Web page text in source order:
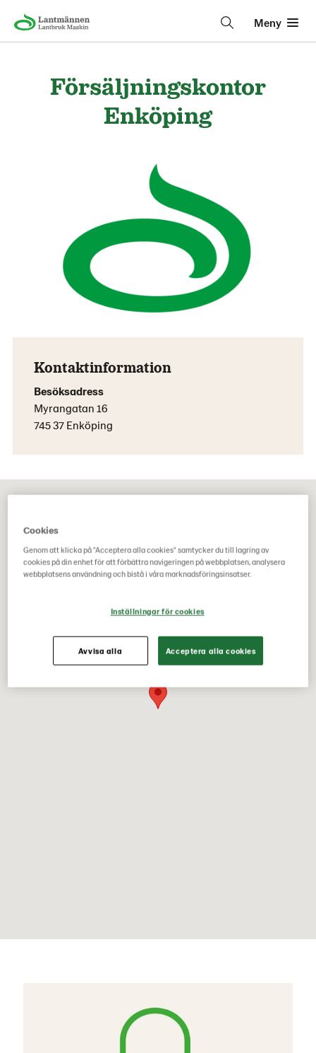
Meny
Försäljningskontor
Enköping
Kontaktinformation
Besöksadress
Myrangatan 16
745 37 Enköping
Cookies
Genom att klicka på "Acceptera alla cookies" samtycker du till lagring av
cookies på din enhet för att förbättra navigeringen på webbplatsen, analysera
webbplatsens användning och bistå i våra marknadsföringsinsatser.
Inställningar för cookies
Avvisa alla Acceptera alla cookies